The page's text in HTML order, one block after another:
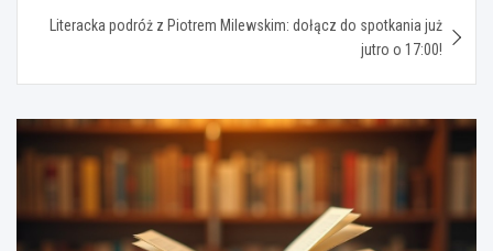
Literacka podróż z Piotrem Milewskim: dołącz do spotkania już
jutro o 17:00!